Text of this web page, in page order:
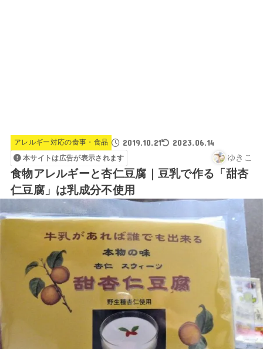
アレルギー対応の食事・食品 2019.10.21 2023.06.14
本サイトは広告が表示されます ゆきこ
食物アレルギーと杏仁豆腐｜豆乳で作る「甜杏
仁豆腐」は乳成分不使用